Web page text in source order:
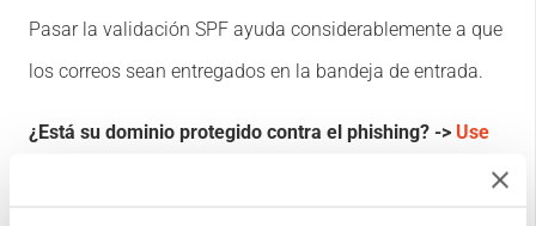
Pasar la validación SPF ayuda considerablemente a que
los correos sean entregados en la bandeja de entrada.
¿Está su dominio protegido contra el phishing? -> Use